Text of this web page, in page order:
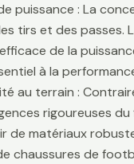
puissance : La
tirs et des passes.
de la
à la
au terrain :
rigoureuses
de matériaux
chaussures de